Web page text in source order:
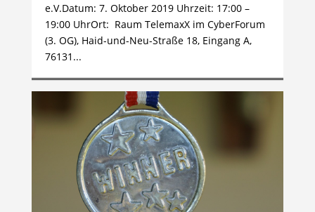
e.V.Datum: 7. Oktober 2019 Uhrzeit: 17:00 –
19:00 UhrOrt: Raum TelemaxX im CyberForum
(3. OG), Haid-und-Neu-Straße 18, Eingang A,
76131...